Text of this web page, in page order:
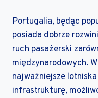
Portugalia, będąc
posiada dobrze
ruch pasażerski
międzynarodowych.
najważniejsze
infrastrukturę,